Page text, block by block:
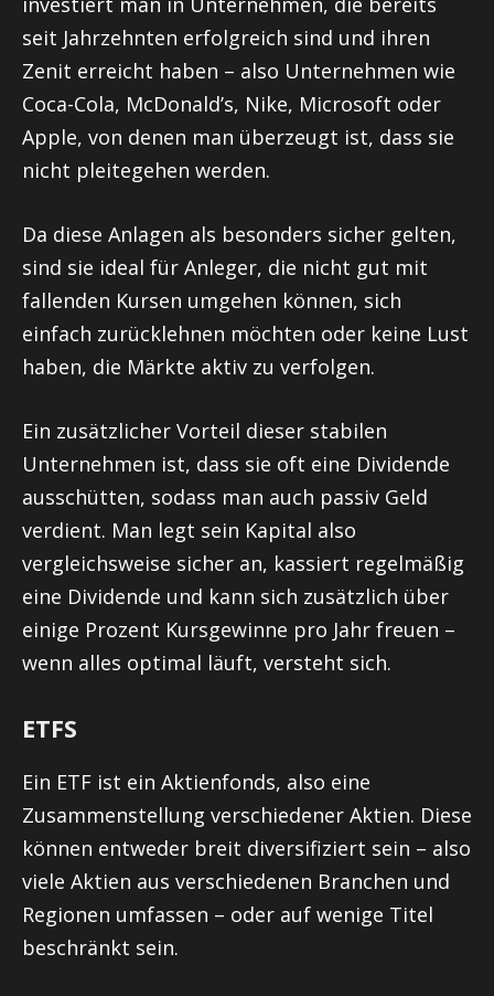
seit Jahrzehnten erfolgreich sind und ihren
Zenit erreicht haben – also Unternehmen wie
Coca-Cola, McDonald’s, Nike, Microsoft oder
Apple, von denen man überzeugt ist, dass sie
nicht pleitegehen werden.
Da diese Anlagen als besonders sicher gelten,
sind sie ideal für Anleger, die nicht gut mit
fallenden Kursen umgehen können, sich
einfach zurücklehnen möchten oder keine Lust
haben, die Märkte aktiv zu verfolgen.
Ein zusätzlicher Vorteil dieser stabilen
Unternehmen ist, dass sie oft eine Dividende
ausschütten, sodass man auch passiv Geld
verdient. Man legt sein Kapital also
vergleichsweise sicher an, kassiert regelmäßig
eine Dividende und kann sich zusätzlich über
einige Prozent Kursgewinne pro Jahr freuen –
wenn alles optimal läuft, versteht sich.
ETFS
Ein ETF ist ein Aktienfonds, also eine
Zusammenstellung verschiedener Aktien. Diese
können entweder breit diversifiziert sein – also
viele Aktien aus verschiedenen Branchen und
Regionen umfassen – oder auf wenige Titel
beschränkt sein.